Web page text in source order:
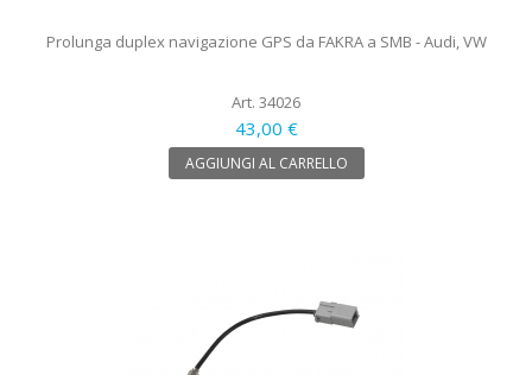
Prolunga duplex navigazione GPS da FAKRA a SMB - Audi, VW
Art. 34026
43,00 €
AGGIUNGI AL CARRELLO